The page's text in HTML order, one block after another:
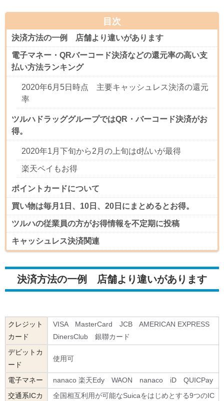
目次
決済方法の一例 店舗より違いがあります
電子マネー・QRバーコード決済などの還元率の高い支
払い方法ランキング
2020年6月5日時点 主要キャッシュレス決済の還元
率
ツルハドラッググループではQR・バーコード決済がお
得。
2020年1月下旬から2月の上旬はd払いが最得
楽天ペイもお得
ポイントカードについて
買い物は毎月1日、10日、20日にまとめるとお得。
ツルハの従業員の方がお得情報を不定期に投稿
キャッシュレス決済関連
決済方法の一例 店舗より違いがあります
クレジット
カード
VISA MasterCard JCB AMERICAN EXPRESS
DinersClub 銀聯カード
デビットカ
ード
使用可
電子マネー
nanaco 楽天Edy WAON nanaco iD QUICPay
交通系ICカ
全国相互利用が可能なSuicaをはじめとする9つのIC